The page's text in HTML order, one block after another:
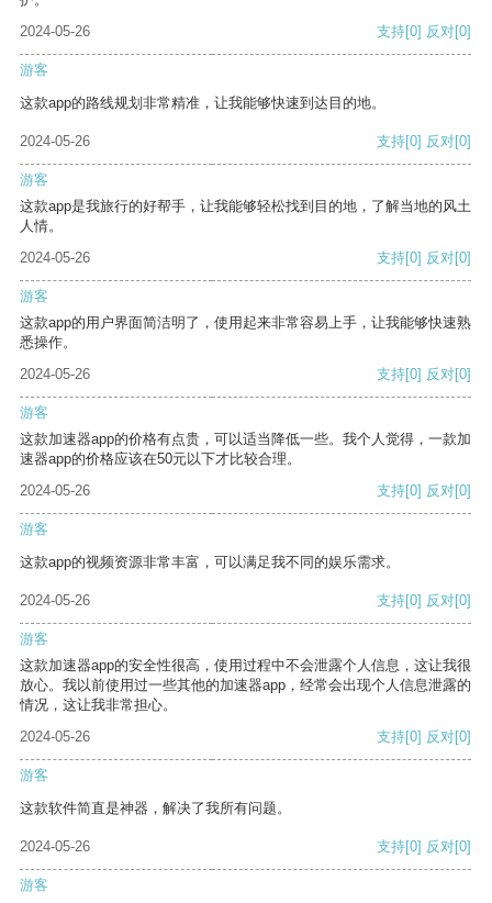
2024-05-26
支持[0] 反对[0]
游客
这款app的路线规划非常精准，让我能够快速到达目的地。
2024-05-26 支持[0] 反对[0]
游客
这款app是我旅行的好帮手，让我能够轻松找到目的地，了解当地的风土
人情。
2024-05-26
支持[0] 反对[0]
游客
这款app的用户界面简洁明了，使用起来非常容易上手，让我能够快速熟
悉操作。
2024-05-26
支持[0] 反对[0]
游客
这款加速器app的价格有点贵，可以适当降低一些。我个人觉得，一款加
速器app的价格应该在50元以下才比较合理。
2024-05-26
支持[0] 反对[0]
游客
这款app的视频资源非常丰富，可以满足我不同的娱乐需求。
2024-05-26 支持[0] 反对[0]
游客
这款加速器app的安全性很高，使用过程中不会泄露个人信息，这让我很
放心。我以前使用过一些其他的加速器app，经常会出现个人信息泄露的
情况，这让我非常担心。
2024-05-26
支持[0] 反对[0]
游客
这款软件简直是神器，解决了我所有问题。
2024-05-26 支持[0] 反对[0]
游客